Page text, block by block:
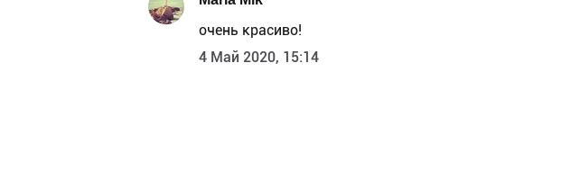
очень красиво!
4 Май 2020, 15:14